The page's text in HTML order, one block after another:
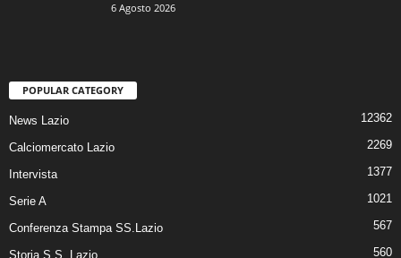
6 Agosto 2026
POPULAR CATEGORY
News Lazio 12362
Calciomercato Lazio 2269
Intervista 1377
Serie A 1021
Conferenza Stampa SS.Lazio 567
Storia S.S. Lazio 560